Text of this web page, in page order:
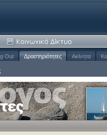
Out Δραστηριότητες Ακίνητα